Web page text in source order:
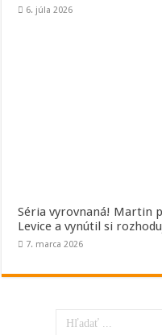
6. júla 2026
Séria vyrovnaná! Martin
Levice a vynútil si
7. marca 2026